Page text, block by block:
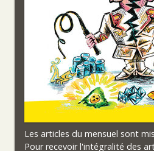
Les articles du mensuel sont
Pour recevoir l'intégralité des